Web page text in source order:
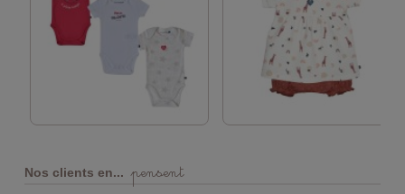
Nos clients en... pensent